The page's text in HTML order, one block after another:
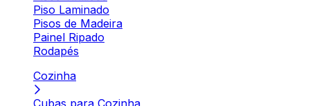
Piso Laminado
Pisos de Madeira
Painel Ripado
Rodapés
Cozinha
Cubas para Cozinha